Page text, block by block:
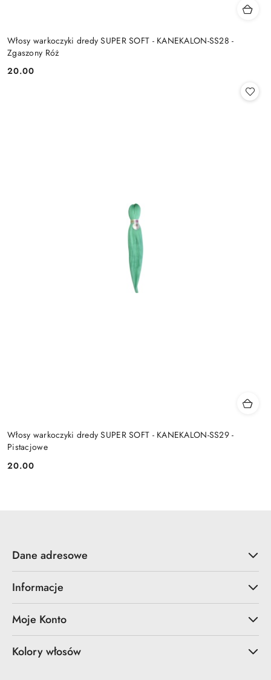
Włosy warkoczyki dredy SUPER SOFT - KANEKALON-SS28 -
Zgaszony Róż
Cena:
20.00
Włosy warkoczyki dredy SUPER SOFT - KANEKALON-SS29 -
Pistacjowe
Cena:
20.00
Dane adresowe
Informacje
Moje Konto
Kolory włosów